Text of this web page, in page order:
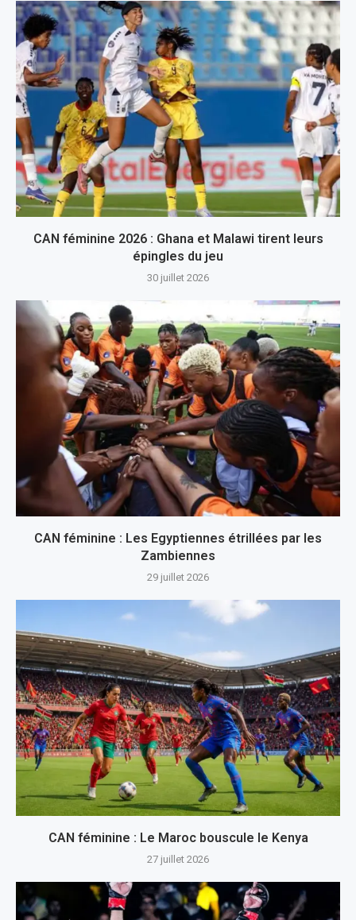
CAN féminine 2026 : Ghana et Malawi tirent leurs
épingles du jeu
30 juillet 2026
CAN féminine : Les Egyptiennes étrillées par les
Zambiennes
29 juillet 2026
CAN féminine : Le Maroc bouscule le Kenya
27 juillet 2026